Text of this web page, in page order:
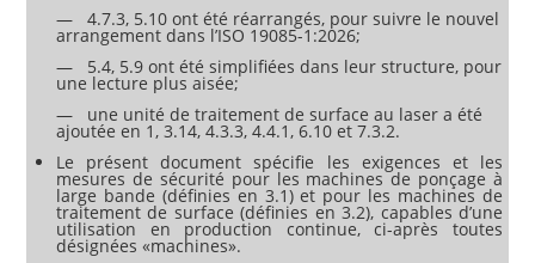
— 4.7.3, 5.10 ont été réarrangés, pour suivre le nouvel
arrangement dans l’ISO 19085-1:2026;
— 5.4, 5.9 ont été simplifiées dans leur structure, pour
une lecture plus aisée;
— une unité de traitement de surface au laser a été
ajoutée en 1, 3.14, 4.3.3, 4.4.1, 6.10 et 7.3.2.
Le présent document spécifie les exigences et les
mesures de sécurité pour les machines de ponçage à
large bande (définies en 3.1) et pour les machines de
traitement de surface (définies en 3.2), capables d’une
utilisation en production continue, ci-après toutes
désignées «machines».